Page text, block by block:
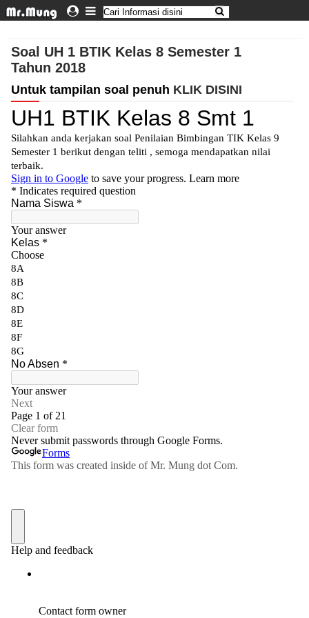
Soal UH 1 BTIK Kelas 8 Semester 1
Tahun 2018
Untuk tampilan soal penuh KLIK DISINI